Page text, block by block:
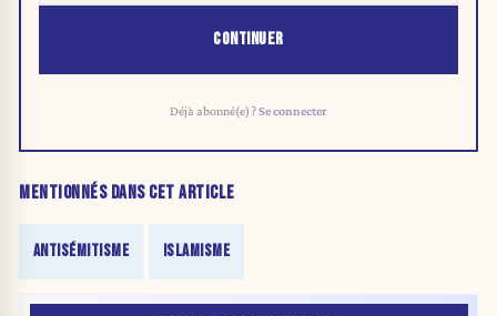
CONTINUER
Déjà abonné(e) ?Se connecter
MENTIONNÉS DANS CET ARTICLE
ANTISÉMITISME ISLAMISME